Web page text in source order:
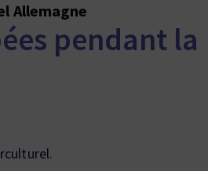
Allemagne
pendant la